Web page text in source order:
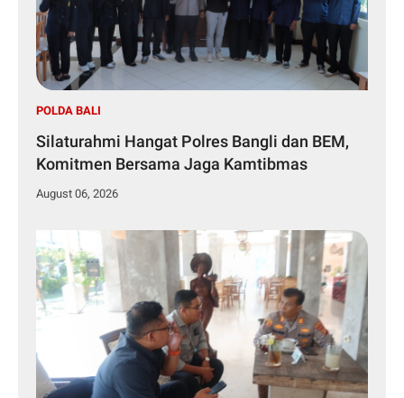
POLDA BALI
Silaturahmi Hangat Polres Bangli dan BEM,
Komitmen Bersama Jaga Kamtibmas
August 06, 2026